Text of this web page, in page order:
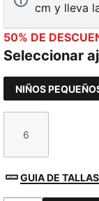
cm y lleva
50% DE
Seleccionar
NIÑOS
Talla
6
GUIA DE TALLAS